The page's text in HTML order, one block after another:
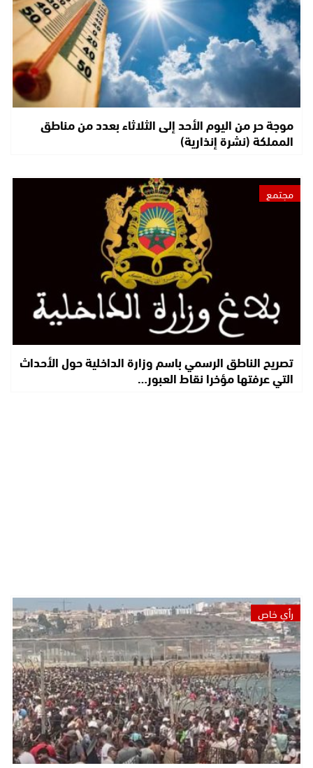
موجة حر من اليوم الأحد إلى الثلاثاء بعدد من مناطق
المملكة (نشرة إنذارية)
مجتمع
تصريح الناطق الرسمي باسم وزارة الداخلية حول الأحداث
التي عرفتها مؤخرا نقاط العبور…
رأي خاص